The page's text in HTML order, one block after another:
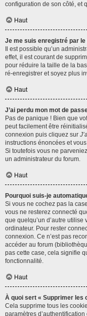
configuration de son côté, et
Haut
Je me suis enregistré par
Il est possible qu’un
effet, il est courant de
pour réduire la taille de la
ré-enregistrer et soyez plus
Haut
J’ai perdu mon mot de
Pas de panique ! Bien que
peut facilement être
connexion puis cliquez sur
instructions énoncées et
Si toutefois vous ne
un administrateur du forum.
Haut
Pourquoi suis-je
Si vous ne cochez pas la case
vous ne resterez connecté
que quelqu’un d’autre
ordinateur. Pour rester
connexion. Ce n’est pas
accéder au forum
pas cette case, cela signifie
fonctionnalité.
Haut
À quoi sert « Supprimer les
Cela supprime tous les
paramètres